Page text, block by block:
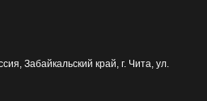
Забайкальский край, г. Чита, ул.